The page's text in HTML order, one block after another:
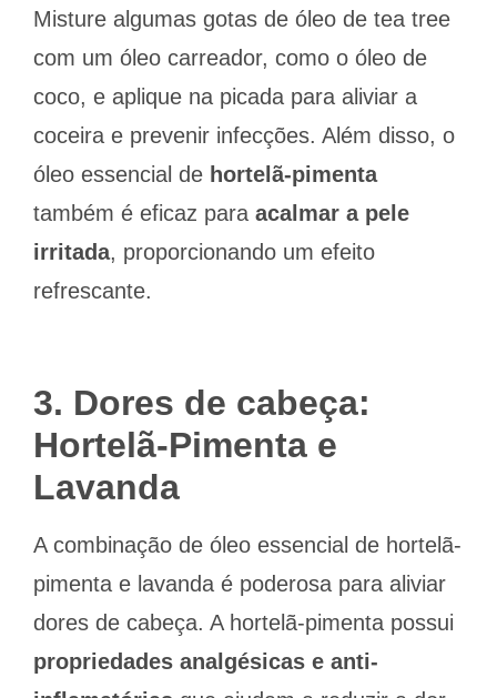
Misture algumas gotas de óleo de tea tree
com um óleo carreador, como o óleo de
coco, e aplique na picada para aliviar a
coceira e prevenir infecções. Além disso, o
óleo essencial de hortelã-pimenta
também é eficaz para acalmar a pele
irritada, proporcionando um efeito
refrescante.
3. Dores de cabeça:
Hortelã-Pimenta e
Lavanda
A combinação de óleo essencial de hortelã-
pimenta e lavanda é poderosa para aliviar
dores de cabeça. A hortelã-pimenta possui
propriedades analgésicas e anti-